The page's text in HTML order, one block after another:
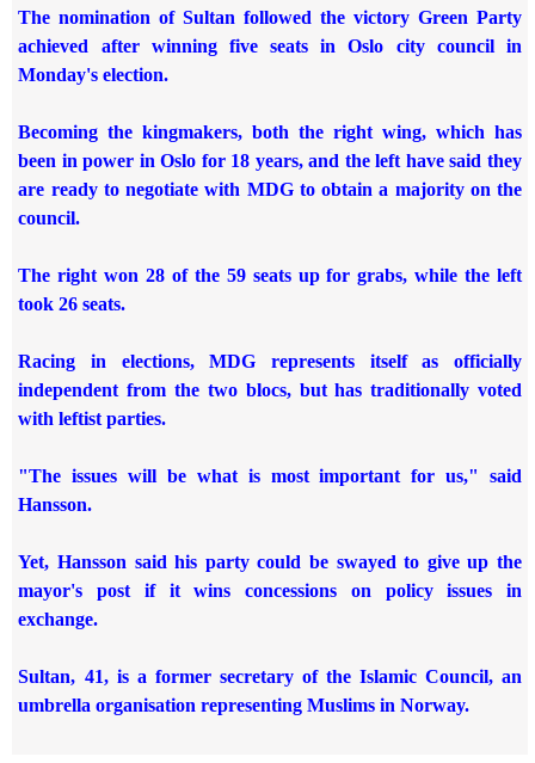
The nomination of Sultan followed the victory Green Party
achieved after winning five seats in Oslo city council in
Monday's election.
Becoming the kingmakers, both the right wing, which has
been in power in Oslo for 18 years, and the left have said they
are ready to negotiate with MDG to obtain a majority on the
council.
The right won 28 of the 59 seats up for grabs, while the left
took 26 seats.
Racing in elections, MDG represents itself as officially
independent from the two blocs, but has traditionally voted
with leftist parties.
"The issues will be what is most important for us," said
Hansson.
Yet, Hansson said his party could be swayed to give up the
mayor's post if it wins concessions on policy issues in
exchange.
Sultan, 41, is a former secretary of the Islamic Council, an
umbrella organisation representing Muslims in Norway.